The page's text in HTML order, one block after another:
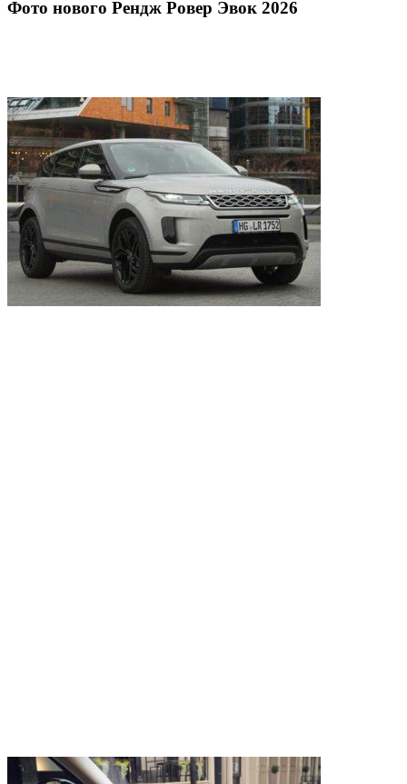
Фото нового Рендж Ровер Эвок 2026